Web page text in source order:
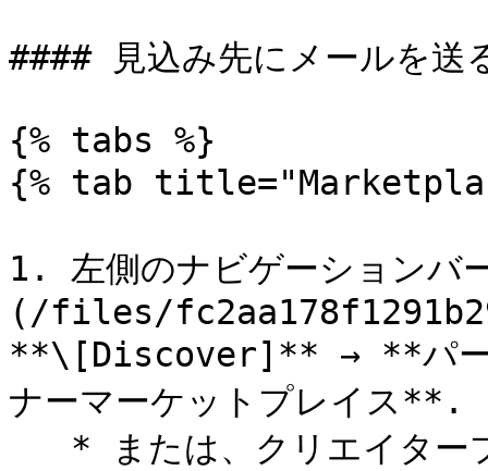
#### 見込み先にメールを送
{% tabs %}
{% tab
1. 左側のナビゲーション
(/files/
**\[Discover]** → **パー
ナーマーケットプレイス**.